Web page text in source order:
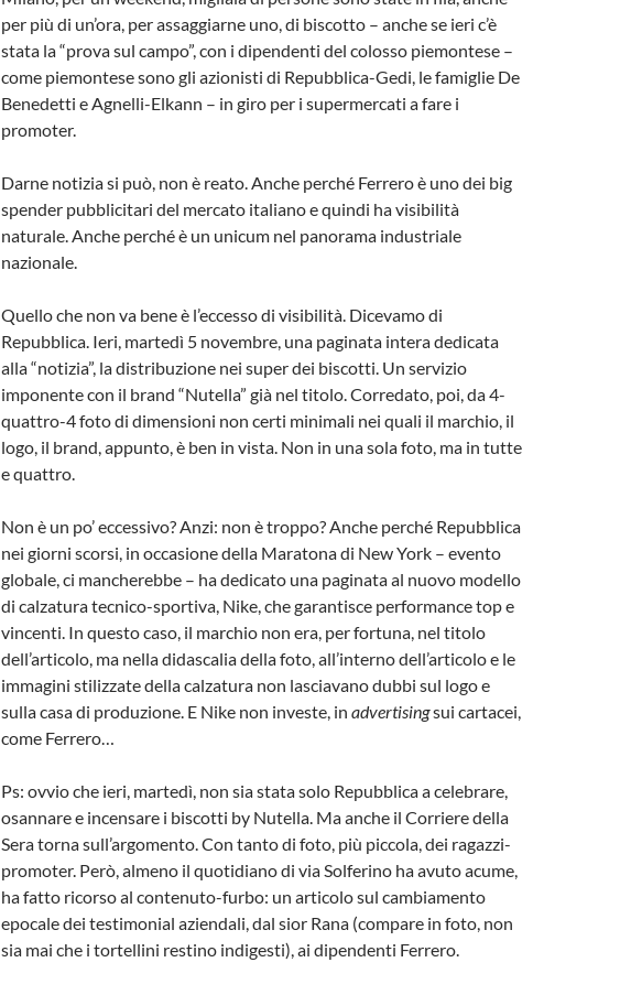
per più di un’ora, per assaggiarne uno, di biscotto – anche se ieri c’è
stata la “prova sul campo”, con i dipendenti del colosso piemontese –
come piemontese sono gli azionisti di Repubblica-Gedi, le famiglie De
Benedetti e Agnelli-Elkann – in giro per i supermercati a fare i
promoter.
Darne notizia si può, non è reato. Anche perché Ferrero è uno dei big
spender pubblicitari del mercato italiano e quindi ha visibilità
naturale. Anche perché è un unicum nel panorama industriale
nazionale.
Quello che non va bene è l’eccesso di visibilità. Dicevamo di
Repubblica. Ieri, martedì 5 novembre, una paginata intera dedicata
alla “notizia”, la distribuzione nei super dei biscotti. Un servizio
imponente con il brand “Nutella” già nel titolo. Corredato, poi, da 4-
quattro-4 foto di dimensioni non certi minimali nei quali il marchio, il
logo, il brand, appunto, è ben in vista. Non in una sola foto, ma in tutte
e quattro.
Non è un po’ eccessivo? Anzi: non è troppo? Anche perché Repubblica
nei giorni scorsi, in occasione della Maratona di New York – evento
globale, ci mancherebbe – ha dedicato una paginata al nuovo modello
di calzatura tecnico-sportiva, Nike, che garantisce performance top e
vincenti. In questo caso, il marchio non era, per fortuna, nel titolo
dell’articolo, ma nella didascalia della foto, all’interno dell’articolo e le
immagini stilizzate della calzatura non lasciavano dubbi sul logo e
sulla casa di produzione. E Nike non investe, in advertisingsui cartacei,
come Ferrero…
Ps: ovvio che ieri, martedì, non sia stata solo Repubblica a celebrare,
osannare e incensare i biscotti by Nutella. Ma anche il Corriere della
Sera torna sull’argomento. Con tanto di foto, più piccola, dei ragazzi-
promoter. Però, almeno il quotidiano di via Solferino ha avuto acume,
ha fatto ricorso al contenuto-furbo: un articolo sul cambiamento
epocale dei testimonial aziendali, dal sior Rana (compare in foto, non
sia mai che i tortellini restino indigesti), ai dipendenti Ferrero.